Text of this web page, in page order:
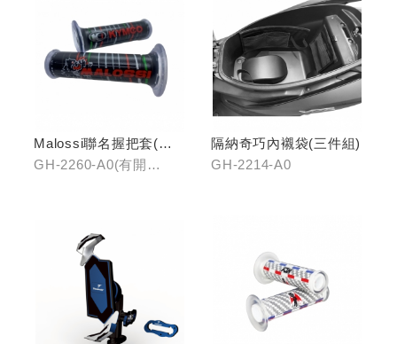
Malossi聯名握把套(有
開口)/(無開口)
GH-2260-A0(有開
隔納奇巧內襯袋(三件組)
GH-2214-A0